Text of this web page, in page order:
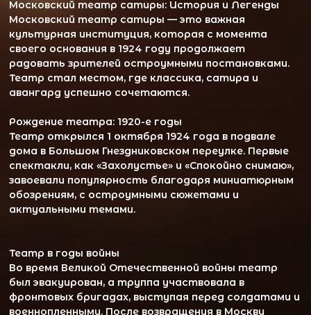
Театр в годы войны
Во время Великой Отечественной войны театр
был эвакуирован, а труппа участвовала в
фронтовых бригадах, выступая перед солдатами и
военнопленными. После возвращения в Москву
театр продолжил выпускать комедийные
постановки.
Эпоха Плучека (1957-1980)
В 1957 году Валентин Плучек стал главным
режиссёром, создав выдающуюся труппу с
такими актёрами, как Анатолий Папанов,
Андрей Миронов, Татьяна Пельтцер.
Культовыми стали постановки